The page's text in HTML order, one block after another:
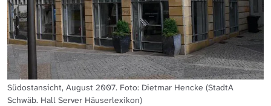
Südostansicht, August 2007. Foto: Dietmar Hencke (StadtA
Schwäb. Hall Server Häuserlexikon)